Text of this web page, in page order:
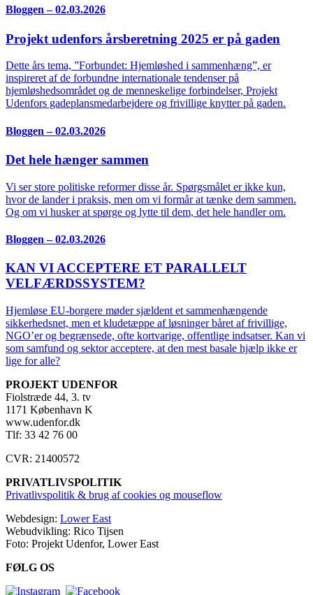
Bloggen – 02.03.2026
Projekt udenfors årsberetning 2025 er på gaden
Dette års tema, ”Forbundet: Hjemløshed i sammenhæng”, er
inspireret af de forbundne internationale tendenser på
hjemløshedsområdet og de menneskelige forbindelser, Projekt
Udenfors gadeplansmedarbejdere og frivillige knytter på gaden.
Bloggen – 02.03.2026
Det hele hænger sammen
Vi ser store politiske reformer disse år. Spørgsmålet er ikke kun,
hvor de lander i praksis, men om vi formår at tænke dem sammen.
Og om vi husker at spørge og lytte til dem, det hele handler om.
Bloggen – 02.03.2026
KAN VI ACCEPTERE ET PARALLELT
VELFÆRDSSYSTEM?
Hjemløse EU-borgere møder sjældent et sammenhængende
sikkerhedsnet, men et kludetæppe af løsninger båret af frivillige,
NGO’er og begrænsede, ofte kortvarige, offentlige indsatser. Kan vi
som samfund og sektor acceptere, at den mest basale hjælp ikke er
lige for alle?
PROJEKT UDENFOR
Fiolstræde 44, 3. tv
1171 København K
www.udenfor.dk
Tlf: 33 42 76 00
CVR: 21400572
PRIVATLIVSPOLITIK
Privatlivspolitik & brug af cookies og mouseflow
Webdesign: Lower East
Webudvikling: Rico Tijsen
Foto: Projekt Udenfor, Lower East
FØLG OS